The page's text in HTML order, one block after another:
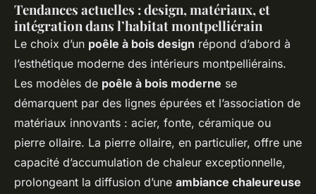
Tendances actuelles : design, matériaux, et
intégration dans l’habitat montpelliérain
Le choix d’un poêle à bois design répond d’abord à
l’esthétique moderne des intérieurs montpelliérains.
Les modèles de poêle à bois moderne se
démarquent par des lignes épurées et l’association de
matériaux innovants : acier, fonte, céramique ou
pierre ollaire. La pierre ollaire, en particulier, offre une
capacité d’accumulation de chaleur exceptionnelle,
prolongeant la diffusion d’une ambiance chaleureuse